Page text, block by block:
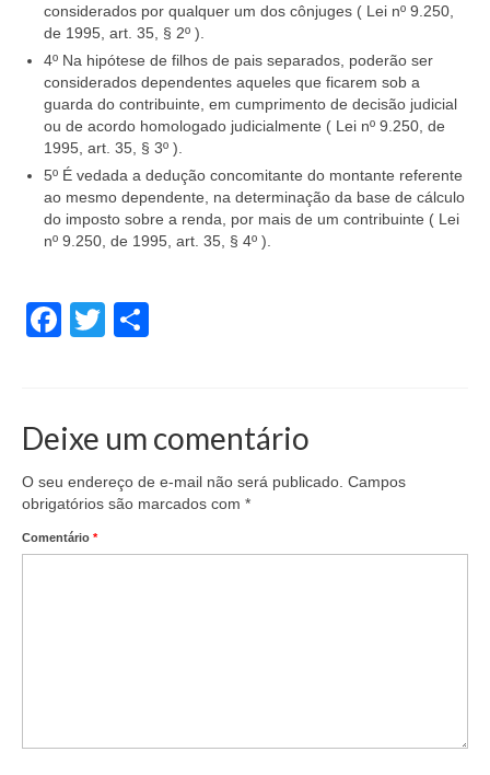
considerados por qualquer um dos cônjuges ( Lei nº 9.250,
de 1995, art. 35, § 2º ).
4º Na hipótese de filhos de pais separados, poderão ser
considerados dependentes aqueles que ficarem sob a
guarda do contribuinte, em cumprimento de decisão judicial
ou de acordo homologado judicialmente ( Lei nº 9.250, de
1995, art. 35, § 3º ).
5º É vedada a dedução concomitante do montante referente
ao mesmo dependente, na determinação da base de cálculo
do imposto sobre a renda, por mais de um contribuinte ( Lei
nº 9.250, de 1995, art. 35, § 4º ).
Facebook
Twitter
Deixe um comentário
O seu endereço de e-mail não será publicado. Campos
obrigatórios são marcados com *
Comentário *